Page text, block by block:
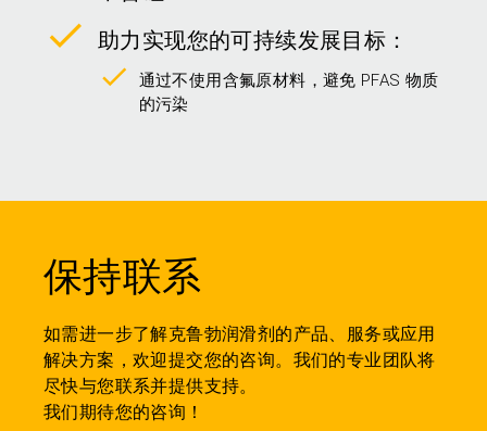
助力实现您的可持续发展目标：
通过不使用含氟原材料，避免 PFAS 物质
的污染
保持联系
如需进一步了解克鲁勃润滑剂的产品、服务或应用
解决方案，欢迎提交您的咨询。我们的专业团队将
尽快与您联系并提供支持。
我们期待您的咨询！